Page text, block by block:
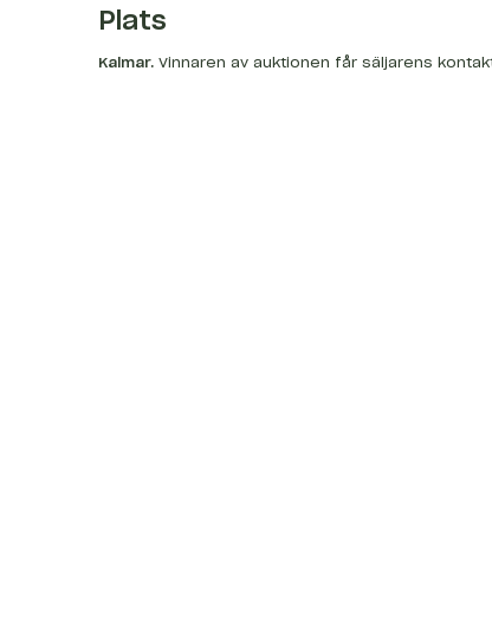
Plats
Kalmar.Vinnaren av auktionen får säljarens